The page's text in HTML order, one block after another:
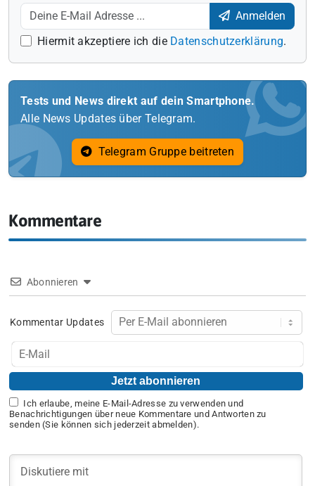
Anmelden
Hiermit akzeptiere ich die Datenschutzerklärung.
Tests und News direkt auf dein Smartphone.
Alle News Updates über Telegram.
Telegram Gruppe beitreten
Kommentare
Abonnieren
Kommentar Updates
Ich erlaube, meine E-Mail-Adresse zu verwenden und
Benachrichtigungen über neue Kommentare und Antworten zu
senden (Sie können sich jederzeit abmelden).